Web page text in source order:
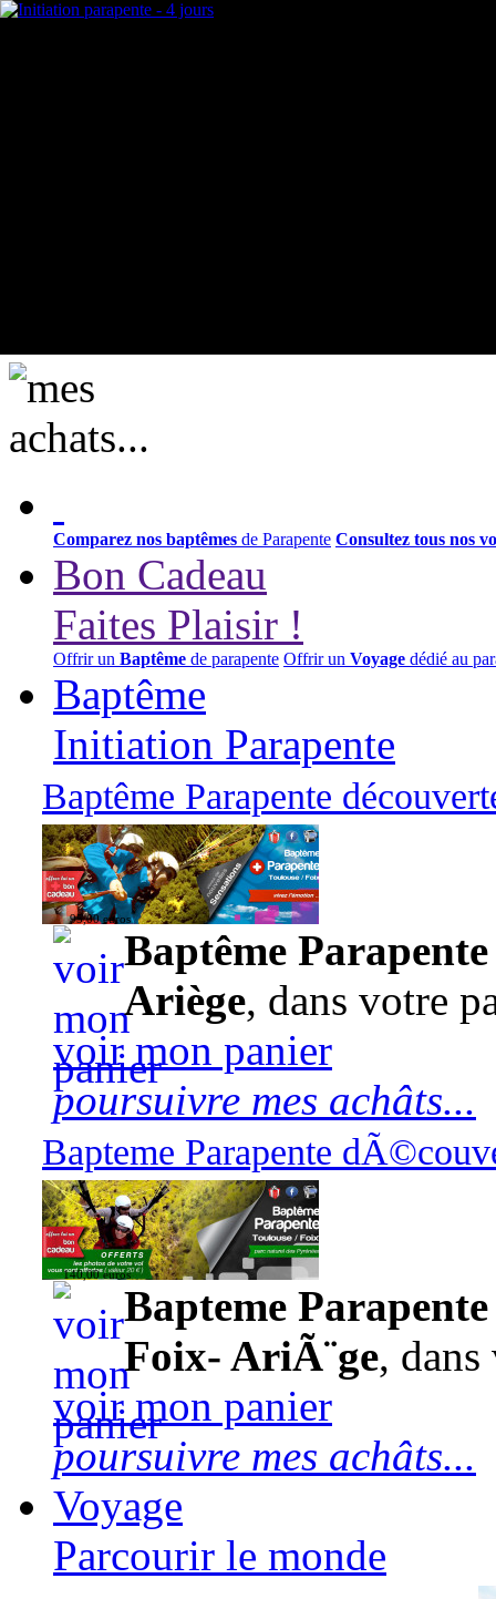
Comparez nos baptêmes de Parapente Consultez tous nos
Bon Cadeau
Faites Plaisir !
Offrir un Baptême de parapente Offrir un Voyage dédié au
Baptême
Initiation Parapente
Baptême Parapente
95,00 euros
Baptême
Ariège, dans votre
voir mon panier
poursuivre mes achâts...
Bapteme Parapente
140,00 euros
Bapteme
Foix- AriÃ¨ge,
voir mon panier
poursuivre mes achâts...
Voyage
Parcourir le monde